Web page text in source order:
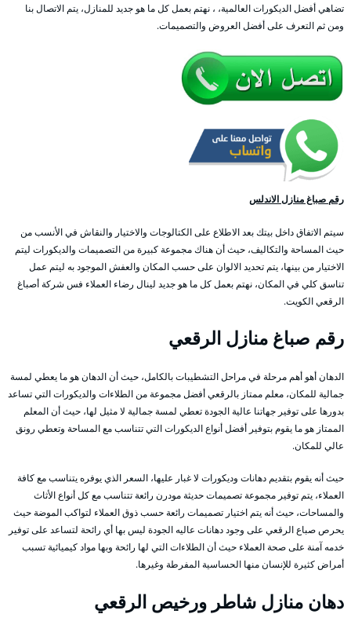
تضاهي أفضل الديكورات العالمية، ، نهتم بعمل كل ما هو جديد للمنازل، يتم الاتصال بنا
ومن ثم التعرف على أفضل العروض والتصميمات.
رقم صباغ منازل الاندلس
سيتم الاتفاق داخل بيتك بعد الاطلاع على الكتالوجات والاختيار والنقاش في الأنسب من
حيث المساحة والتكاليف، حيث أن هناك مجموعة كبيرة من التصميمات والديكورات ليتم
الاختيار من بينها، يتم تحديد الالوان على حسب المكان والعفش الموجود به ليتم عمل
تناسق كلي في المكان، نهتم بعمل كل ما هو جديد لينال رضاء العملاء فس شركة أصباغ
الرقعي الكويت.
رقم صباغ منازل الرقعي
الدهان أهو أهم مرحلة في مراحل التشطيبات بالكامل، حيث أن الدهان هو ما يعطي لمسة
جمالية للمكان، معلم ممتاز بالرقعي أفضل مجموعة من الطلاءات والديكورات التي تساعد
بدورها على توفير جهاتنا عالية الجودة تعطي لمسة جمالية لا مثيل لها، حيث أن المعلم
الممتاز هو ما يقوم بتوفير أفضل أنواع الديكورات التي تتناسب مع المساحة وتعطي رونق
عالي للمكان.
حيث أنه يقوم بتقديم دهانات وديكورات لا غبار عليها، السعر الذي يوفره يتناسب مع كافة
العملاء، يتم توفير مجموعة تصميمات حديثة مودرن رائعة تتناسب مع كل أنواع الأثاث
والمساحات، حيث أنه يتم اختيار تصميمات رائعة حسب ذوق العملاء لتواكب الموضة حيث
يحرص صباع الرقعي على وجود دهانات عاليه الجودة ليس بها أي رائحة لتساعد على توفير
خدمه آمنة على صحة العملاء حيث أن الطلاءات التي لها رائحة وبها مواد كيميائية تسبب
أمراض كثيرة للإنسان منها الحساسية المفرطة وغيرها.
دهان منازل شاطر ورخيص الرقعي